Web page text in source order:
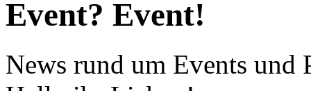
Event? Event!
News rund um Events und